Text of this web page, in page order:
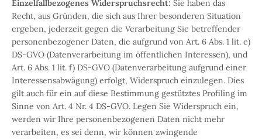
Einzelfallbezogenes Widerspruchsrecht: Sie haben das
Recht, aus Gründen, die sich aus Ihrer besonderen Situation
ergeben, jederzeit gegen die Verarbeitung Sie betreffender
personenbezogener Daten, die aufgrund von Art. 6 Abs. 1 lit. e)
DS-GVO (Datenverarbeitung im öffentlichen Interessen), und
Art. 6 Abs. 1 lit. f) DS-GVO (Datenverarbeitung aufgrund einer
Interessensabwägung) erfolgt, Widerspruch einzulegen. Dies
gilt auch für ein auf diese Bestimmung gestütztes Profiling im
Sinne von Art. 4 Nr. 4 DS-GVO. Legen Sie Widerspruch ein,
werden wir Ihre personenbezogenen Daten nicht mehr
verarbeiten, es sei denn, wir können zwingende